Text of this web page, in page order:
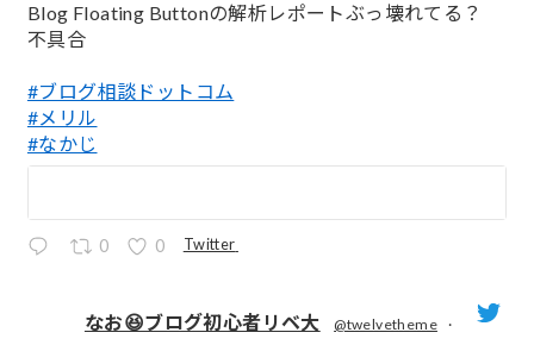
Blog Floating Buttonの解析レポートぶっ壊れてる？
不具合
#ブログ相談ドットコム
#メリル
#なかじ
0 0 Twitter
なお😆ブログ初心者リベ大 @twelvetheme
·